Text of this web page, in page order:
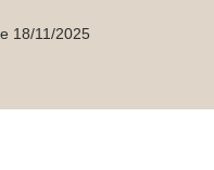
18/11/2025